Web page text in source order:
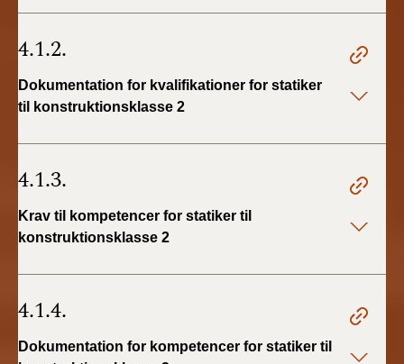
4.1.2.
Dokumentation for kvalifikationer for statiker
til konstruktionsklasse 2
4.1.3.
Krav til kompetencer for statiker til
konstruktionsklasse 2
4.1.4.
Dokumentation for kompetencer for statiker til